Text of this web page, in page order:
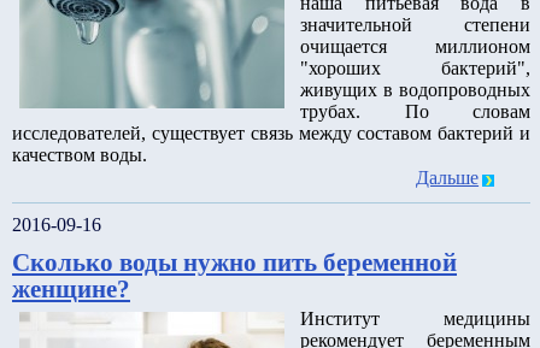
значительной степени
очищается миллионом
"хороших бактерий",
живущих в водопроводных
трубах. По словам
исследователей, существует связь между составом бактерий и
качеством воды.
Дальше
2016-09-16
Сколько воды нужно пить беременной
женщине?
Институт медицины
рекомендует беременным